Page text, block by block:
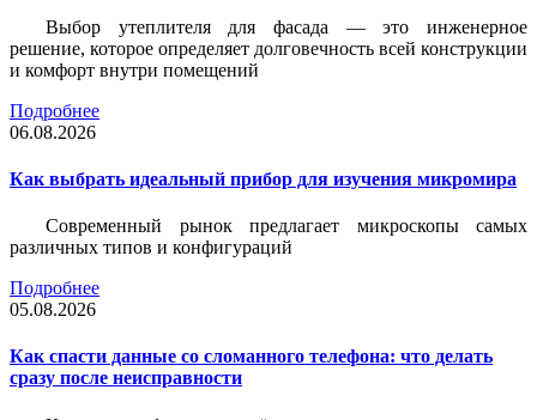
Выбор утеплителя для фасада — это инженерное
решение, которое определяет долговечность всей конструкции
и комфорт внутри помещений
Подробнее
06.08.2026
Как выбрать идеальный прибор для изучения микромира
Современный рынок предлагает микроскопы самых
различных типов и конфигураций
Подробнее
05.08.2026
Как спасти данные со сломанного телефона: что делать
сразу после неисправности